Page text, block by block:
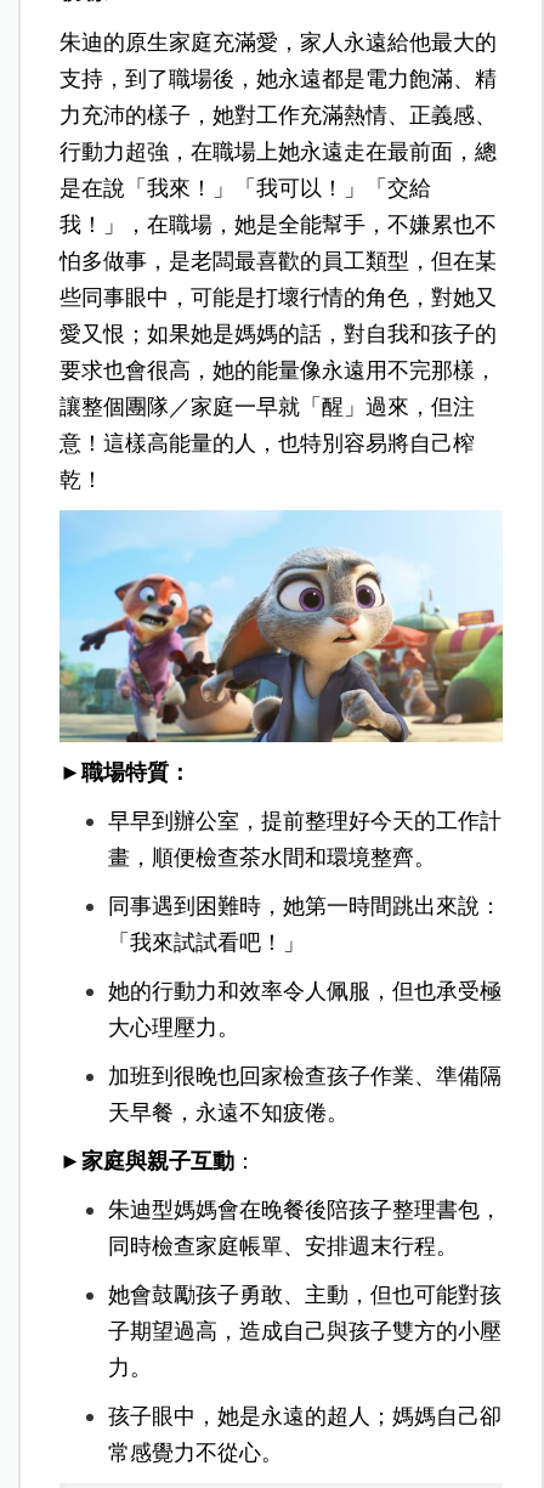
朱迪的原生家庭充滿愛，家人永遠給他最大的
支持，到了職場後，她永遠都是電力飽滿、精
力充沛的樣子，她對工作充滿熱情、正義感、
行動力超強，在職場上她永遠走在最前面，總
是在說「我來！」「我可以！」「交給
我！」，在職場，她是全能幫手，不嫌累也不
怕多做事，是老闆最喜歡的員工類型，但在某
些同事眼中，可能是打壞行情的角色，對她又
愛又恨；如果她是媽媽的話，對自我和孩子的
要求也會很高，她的能量像永遠用不完那樣，
讓整個團隊／家庭一早就「醒」過來，但注
意！這樣高能量的人，也特別容易將自己榨
乾！
►職場特質：
早早到辦公室，提前整理好今天的工作計
畫，順便檢查茶水間和環境整齊。
同事遇到困難時，她第一時間跳出來說：
「我來試試看吧！」
她的行動力和效率令人佩服，但也承受極
大心理壓力。
加班到很晚也回家檢查孩子作業、準備隔
天早餐，永遠不知疲倦。
►家庭與親子互動 ：
朱迪型媽媽會在晚餐後陪孩子整理書包，
同時檢查家庭帳單、安排週末行程。
她會鼓勵孩子勇敢、主動，但也可能對孩
子期望過高，造成自己與孩子雙方的小壓
力。
孩子眼中，她是永遠的超人；媽媽自己卻
常感覺力不從心。